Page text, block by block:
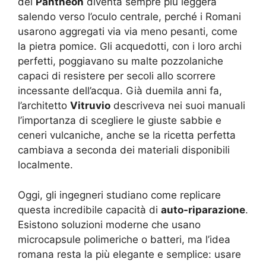
salendo verso l’oculo centrale, perché i Romani
usarono aggregati via via meno pesanti, come
la pietra pomice. Gli acquedotti, con i loro archi
perfetti, poggiavano su malte pozzolaniche
capaci di resistere per secoli allo scorrere
incessante dell’acqua. Già duemila anni fa,
l’architetto Vitruvio descriveva nei suoi manuali
l’importanza di scegliere le giuste sabbie e
ceneri vulcaniche, anche se la ricetta perfetta
cambiava a seconda dei materiali disponibili
localmente.
Oggi, gli ingegneri studiano come replicare
questa incredibile capacità di auto-riparazione.
Esistono soluzioni moderne che usano
microcapsule polimeriche o batteri, ma l’idea
romana resta la più elegante e semplice: usare